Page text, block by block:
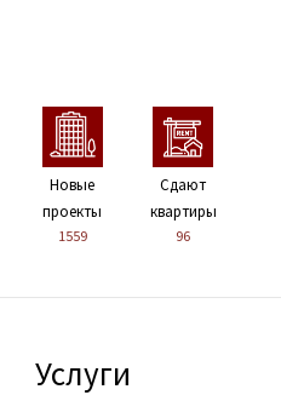
Новые
проекты
1559
Сдают
квартиры
96
Услуги